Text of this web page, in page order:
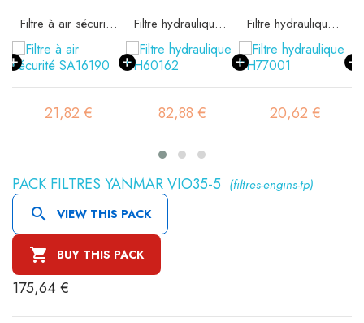
Filtre à air sécurité SA16190
21,82 €
Filtre hydraulique SH60162
82,88 €
Filtre hydraulique SH77001
20,62 €
PACK FILTRES YANMAR VIO35-5 (filtres-engins-tp)
 VIEW THIS PACK
 BUY THIS PACK
175,64 €